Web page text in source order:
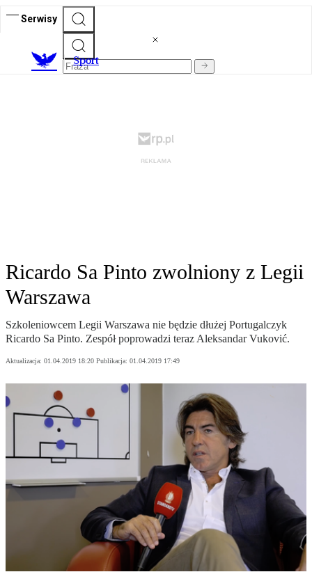
Serwisy
Sport
Ricardo Sa Pinto zwolniony z Legii
Warszawa
Szkoleniowcem Legii Warszawa nie będzie dłużej Portugalczyk
Ricardo Sa Pinto. Zespół poprowadzi teraz Aleksandar Vuković.
Aktualizacja: 01.04.2019 18:20 Publikacja: 01.04.2019 17:49